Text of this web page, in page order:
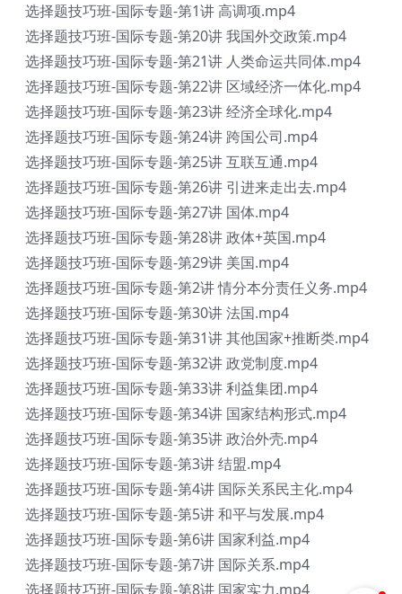
选择题技巧班-国际专题-第1讲 高调项.mp4
选择题技巧班-国际专题-第20讲 我国外交政策.mp4
选择题技巧班-国际专题-第21讲 人类命运共同体.mp4
选择题技巧班-国际专题-第22讲 区域经济一体化.mp4
选择题技巧班-国际专题-第23讲 经济全球化.mp4
选择题技巧班-国际专题-第24讲 跨国公司.mp4
选择题技巧班-国际专题-第25讲 互联互通.mp4
选择题技巧班-国际专题-第26讲 引进来走出去.mp4
选择题技巧班-国际专题-第27讲 国体.mp4
选择题技巧班-国际专题-第28讲 政体+英国.mp4
选择题技巧班-国际专题-第29讲 美国.mp4
选择题技巧班-国际专题-第2讲 情分本分责任义务.mp4
选择题技巧班-国际专题-第30讲 法国.mp4
选择题技巧班-国际专题-第31讲 其他国家+推断类.mp4
选择题技巧班-国际专题-第32讲 政党制度.mp4
选择题技巧班-国际专题-第33讲 利益集团.mp4
选择题技巧班-国际专题-第34讲 国家结构形式.mp4
选择题技巧班-国际专题-第35讲 政治外壳.mp4
选择题技巧班-国际专题-第3讲 结盟.mp4
选择题技巧班-国际专题-第4讲 国际关系民主化.mp4
选择题技巧班-国际专题-第5讲 和平与发展.mp4
选择题技巧班-国际专题-第6讲 国家利益.mp4
选择题技巧班-国际专题-第7讲 国际关系.mp4
选择题技巧班-国际专题-第8讲 国家实力.mp4